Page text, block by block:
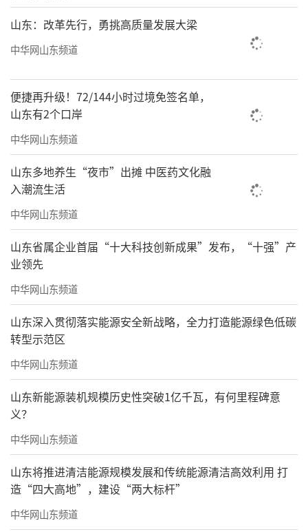
山东：改革先行，勇挑高质量发展大梁
中华网山东频道
便捷再升级！72/144小时过境免签名单，
山东有2个口岸
中华网山东频道
山东多地养生“夜市”出摊 中医药文化融
入潮流生活
中华网山东频道
山东省属企业首届“十大科技创新成果”发布，“十强”产
业领先
中华网山东频道
山东深入贯彻落实能源安全新战略，全力打造能源绿色低碳
转型示范区
中华网山东频道
山东新能源装机规模历史性突破1亿千瓦，有何里程碑意
义？
中华网山东频道
山东将推进清洁能源规模发展和传统能源清洁高效利用 打
造“四大高地”，建设“两大标杆”
中华网山东频道